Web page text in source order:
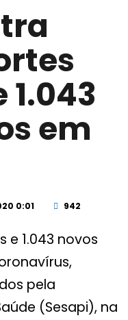
em
0:01 942
e 1.043 novos
pela
(Sesapi), na